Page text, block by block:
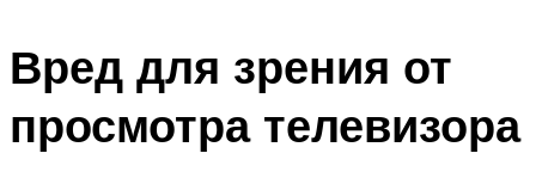
Вред для зрения от
просмотра телевизора